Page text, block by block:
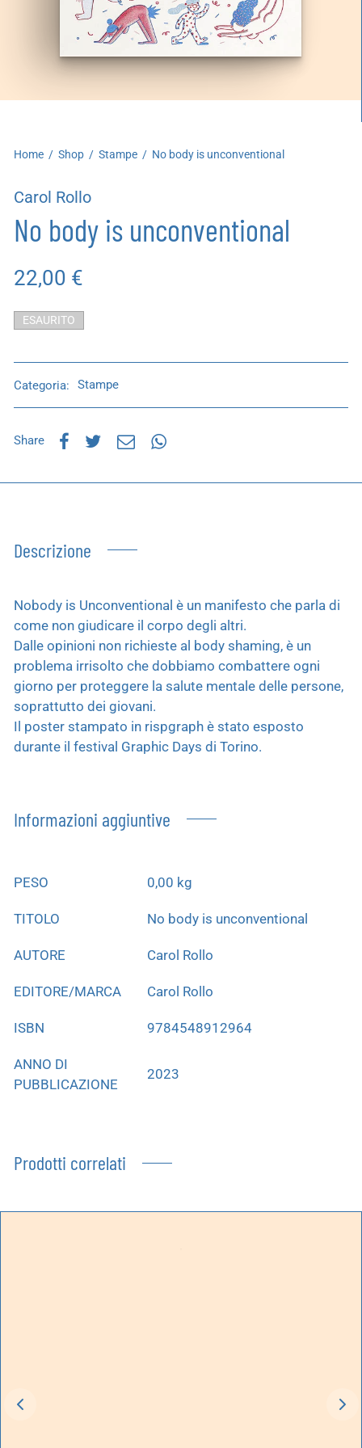
Home / Shop / Stampe / No body is unconventional
Carol Rollo
No body is unconventional
22,00 €
ESAURITO
Categoria: Stampe
Share
Descrizione
Nobody is Unconventional è un manifesto che parla di
come non giudicare il corpo degli altri.
Dalle opinioni non richieste al body shaming, è un
problema irrisolto che dobbiamo combattere ogni
giorno per proteggere la salute mentale delle persone,
soprattutto dei giovani.
Il poster stampato in rispgraph è stato esposto
durante il festival Graphic Days di Torino.
Informazioni aggiuntive
PESO 0,00 kg
TITOLO No body is unconventional
AUTORE Carol Rollo
EDITORE/MARCA Carol Rollo
ISBN 9784548912964
ANNO DI
PUBBLICAZIONE
2023
Prodotti correlati